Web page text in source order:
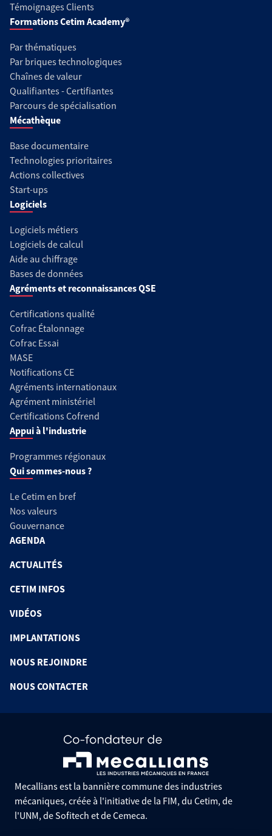
Témoignages Clients
Formations Cetim Academy®
Par thématiques
Par briques technologiques
Chaînes de valeur
Qualifiantes - Certifiantes
Parcours de spécialisation
Mécathèque
Base documentaire
Technologies prioritaires
Actions collectives
Start-ups
Logiciels
Logiciels métiers
Logiciels de calcul
Aide au chiffrage
Bases de données
Agréments et reconnaissances QSE
Certifications qualité
Cofrac Étalonnage
Cofrac Essai
MASE
Notifications CE
Agréments internationaux
Agrément ministériel
Certifications Cofrend
Appui à l'industrie
Programmes régionaux
Qui sommes-nous ?
Le Cetim en bref
Nos valeurs
Gouvernance
AGENDA
ACTUALITÉS
CETIM INFOS
VIDÉOS
IMPLANTATIONS
NOUS REJOINDRE
NOUS CONTACTER
Mecallians est la bannière commune des industries
mécaniques, créée à l'initiative de la FIM, du Cetim, de
l'UNM, de Sofitech et de Cemeca.